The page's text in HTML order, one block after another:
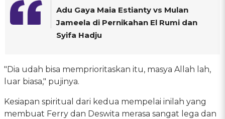
Adu Gaya Maia Estianty vs Mulan
Jameela di Pernikahan El Rumi dan
Syifa Hadju
"Dia udah bisa memprioritaskan itu, masya Allah lah,
luar biasa," pujinya.
Kesiapan spiritual dari kedua mempelai inilah yang
membuat Ferry dan Deswita merasa sangat lega dan